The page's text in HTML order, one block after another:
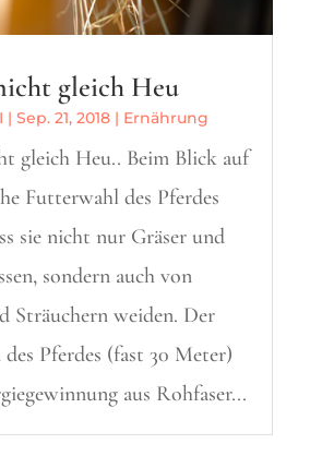
gleich Heu
| Sep. 21, 2018| Ernährung
gleich Heu.. Beim Blick auf
Futterwahl des Pferdes
sie nicht nur Gräser und
sondern auch von
Sträuchern weiden. Der
Pferdes (fast 30 Meter)
aus Rohfaser...